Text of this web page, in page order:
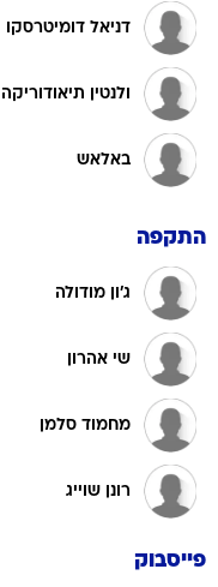
דניאל דומיטרסקו
ולנטין תיאודוריקה
באלאש
התקפה
ג'ון מודולה
שי אהרון
מחמוד סלמן
רונן שוייג
פייסבוק